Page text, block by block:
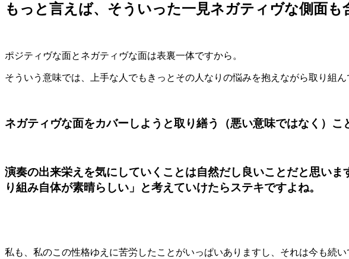
もっと言えば、そういった一見ネガティヴな側面も
ポジティヴな面とネガティヴな面は表裏一体ですから。
そういう意味では、上手な人でもきっとその人なりの悩みを抱えながら取り組ん
ネガティヴな面をカバーしようと取り繕う（悪い意味ではなく）
演奏の出来栄えを気にしていくことは自然だし良いことだと思い
り組み自体が素晴らしい」
と考えていけたらステキですよね。
私も、私のこの性格ゆえに苦労したことがいっぱいありますし、それは今も続